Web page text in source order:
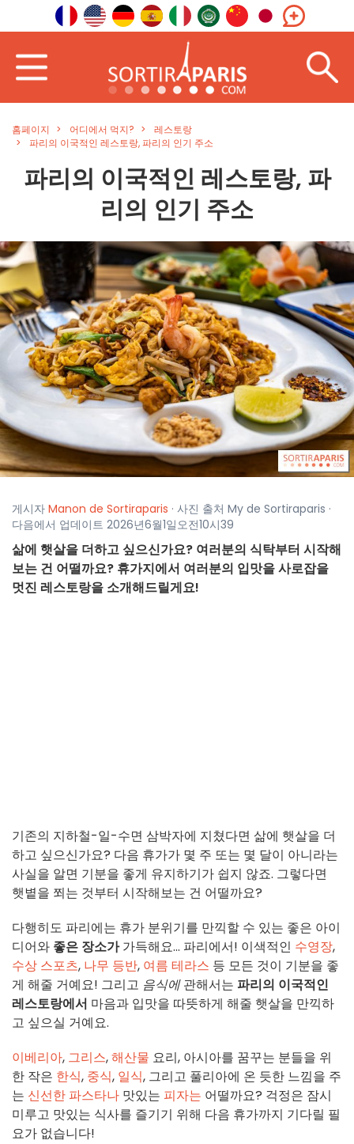
홈페이지 어디에서 먹지?
레스토랑
파리의 이국적인 레스토랑, 파리의 인기 주소
파리의 이국적인 레스토랑, 파
리의 인기 주소
게시자 Manon de Sortiraparis · 사진 출처 My de Sortiraparis ·
다음에서 업데이트 2026년6월1일오전10시39
삶에 햇살을 더하고 싶으신가요? 여러분의 식탁부터 시작해
보는 건 어떨까요? 휴가지에서 여러분의 입맛을 사로잡을
멋진 레스토랑을 소개해드릴게요!
기존의 지하철-일-수면 삼박자에 지쳤다면 삶에 햇살을 더
하고 싶으신가요? 다음 휴가가 몇 주 또는 몇 달이 아니라는
사실을 알면 기분을 좋게 유지하기가 쉽지 않죠. 그렇다면
햇볕을 쬐는 것부터 시작해보는 건 어떨까요?
다행히도 파리에는 휴가 분위기를 만끽할 수 있는 좋은 아이
디어와 좋은 장소가가득해요... 파리에서! 이색적인 수영장,
수상 스포츠, 나무 등반, 여름 테라스 등 모든 것이 기분을 좋
게 해줄 거예요! 그리고 음식에관해서는 파리의 이국적인
레스토랑에서 마음과 입맛을 따뜻하게 해줄 햇살을 만끽하
고 싶으실 거예요.
이베리아, 그리스,해산물 요리, 아시아를 꿈꾸는 분들을 위
한 작은 한식, 중식, 일식, 그리고 풀리아에 온 듯한 느낌을 주
는 신선한 파스타나 맛있는 피자는 어떨까요? 걱정은 잠시
미루고 맛있는 식사를 즐기기 위해 다음 휴가까지 기다릴 필
요가 없습니다!